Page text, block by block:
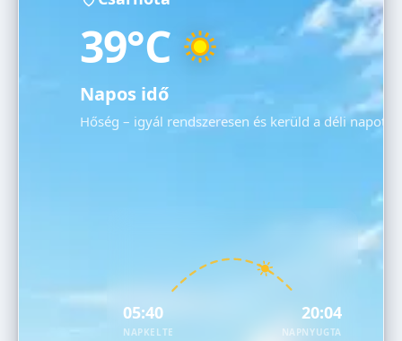
39°C
Napos idő
Hőség – igyál rendszeresen és kerüld a déli napot!
05:40
NAPKELTE
20:04
NAPNYUGTA